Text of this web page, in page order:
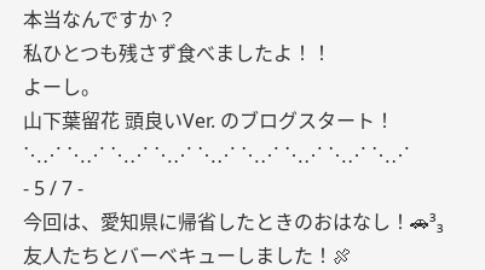
本当なんですか？
私ひとつも残さず食べましたよ！！
よーし。
山下葉留花 頭良いVer. のブログスタート！
⋱⋰ ⋱⋰ ⋱⋰ ⋱⋰ ⋱⋰ ⋱⋰ ⋱⋰ ⋱⋰ ⋱⋰
- 5 / 7 -
今回は、愛知県に帰省したときのおはなし！🚗³₃
友人たちとバーベキューしました！🍖